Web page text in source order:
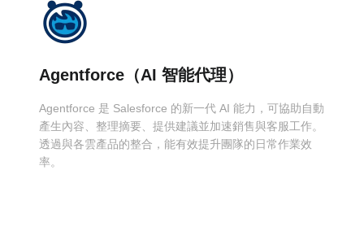
Agentforce（AI 智能代理）
Agentforce 是 Salesforce 的新一代 AI 能力，可協助自動
產生內容、整理摘要、提供建議並加速銷售與客服工作。
透過與各雲產品的整合，能有效提升團隊的日常作業效
率。